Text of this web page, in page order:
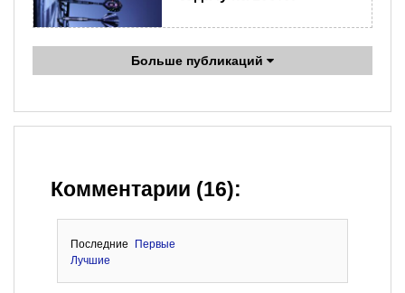
Больше публикаций
Комментарии (16):
Последние
Первые
Лучшие